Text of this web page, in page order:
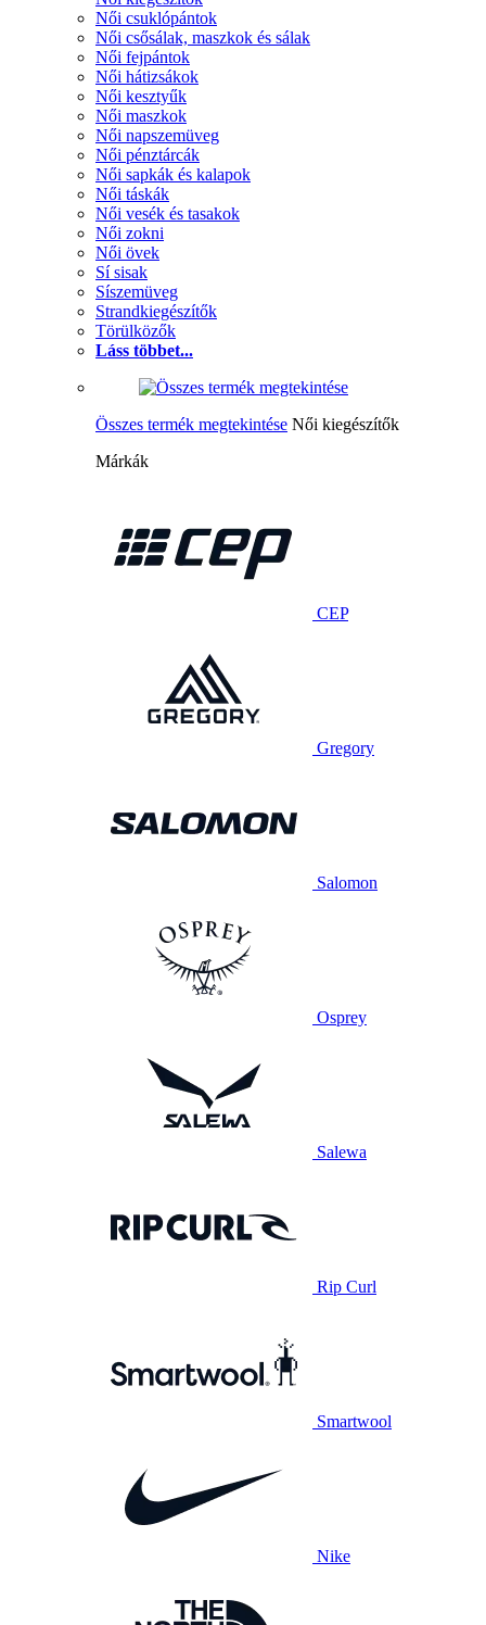
Női csuklópántok
Női csősálak, maszkok és sálak
Női fejpántok
Női hátizsákok
Női kesztyűk
Női maszkok
Női napszemüveg
Női pénztárcák
Női sapkák és kalapok
Női táskák
Női vesék és tasakok
Női zokni
Női övek
Sí sisak
Síszemüveg
Strandkiegészítők
Törülközők
Láss többet...
Összes termék megtekintése Női kiegészítők
Márkák
CEP
Gregory
Salomon
Osprey
Salewa
Rip Curl
Smartwool
Nike